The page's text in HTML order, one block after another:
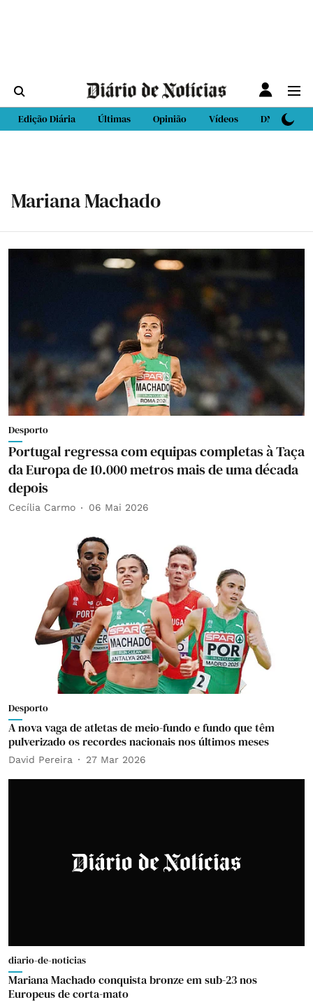
Edição Diária Últimas Opinião Vídeos DN Sport
Mariana Machado
Desporto
Portugal regressa com equipas completas à Taça
da Europa de 10.000 metros mais de uma década
depois
Cecília Carmo 06 Mai 2026
Desporto
A nova vaga de atletas de meio-fundo e fundo que têm
pulverizado os recordes nacionais nos últimos meses
David Pereira 27 Mar 2026
diario-de-noticias
Mariana Machado conquista bronze em sub-23 nos
Europeus de corta-mato